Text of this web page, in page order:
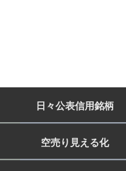
日々公表信用銘柄
空売り見える化